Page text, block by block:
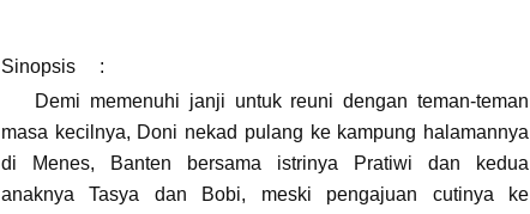
Sinopsis
:
Demi memenuhi janji untuk reuni dengan teman-teman
masa kecilnya, Doni nekad pulang ke kampung halamannya
di Menes, Banten bersama istrinya Pratiwi dan kedua
anaknya Tasya dan Bobi, meski pengajuan cutinya ke